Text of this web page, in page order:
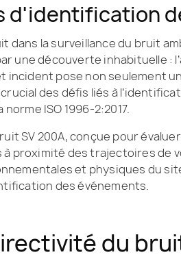
d'identification
dans la surveillance du bruit
une découverte inhabituelle :
incident pose non seulement
des défis liés à
ISO 1996-2:2017.
SV 200A, conçue pour
proximité des trajectoires de
et physiques du
des événements.
du